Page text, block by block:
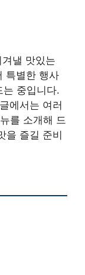
낼 맛있는
특별한 행사
는 중입니다.
에서는 여러
를 소개해 드
을 즐길 준비